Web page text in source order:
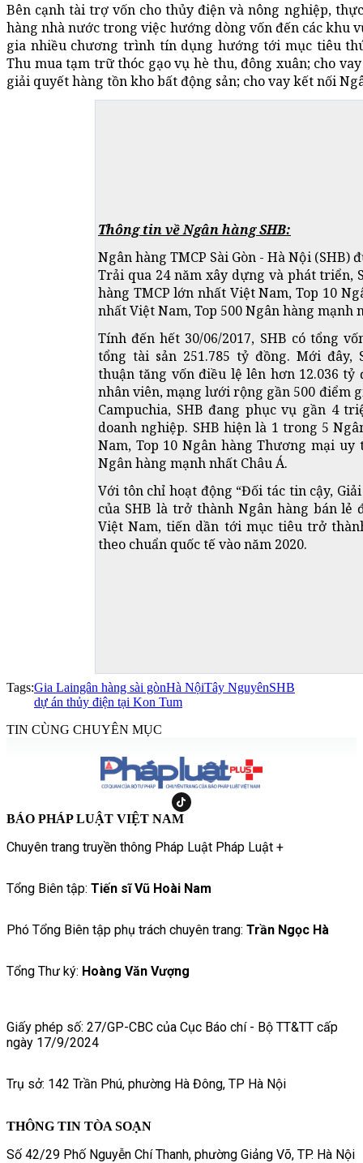
Bên cạnh tài trợ vốn cho thủy điện và nông nghiệp,
hàng nhà nước trong việc hướng dòng vốn đến các khu
gia nhiều chương trình tín dụng hướng tới mục tiêu
Thu mua tạm trữ thóc gạo vụ hè thu, đông xuân; cho
giải quyết hàng tồn kho bất động sản; cho vay kết nối
Thông tin về Ngân hàng SHB:
Ngân hàng TMCP Sài Gòn - Hà Nội (SHB)
Trải qua 24 năm xây dựng và phát triển,
hàng TMCP lớn nhất Việt Nam, Top 10
nhất Việt Nam, Top 500 Ngân hàng mạnh
Tính đến hết 30/06/2017, SHB có tổng
tổng tài sản 251.785 tỷ đồng. Mới đây,
thuận tăng vốn điều lệ lên hơn 12.036 tỷ
nhân viên, mạng lưới rộng gần 500 điểm
Campuchia, SHB đang phục vụ gần 4
doanh nghiệp. SHB hiện là 1 trong 5
Nam, Top 10 Ngân hàng Thương mại uy
Ngân hàng mạnh nhất Châu Á.
Với tôn chỉ hoạt động “Đối tác tin cậy,
của SHB là trở thành Ngân hàng bán lẻ
Việt Nam, tiến dần tới mục tiêu trở
theo chuẩn quốc tế vào năm 2020.
Tags:Gia Laingân hàng sài gònHà NộiTây NguyênSHB
dự án thủy điện tại Kon Tum
TIN CÙNG CHUYÊN MỤC
BÁO PHÁP LUẬT VIỆT NAM
Chuyên trang truyền thông Pháp Luật Pháp Luật +
Tổng Biên tập: Tiến sĩ Vũ Hoài Nam
Phó Tổng Biên tập phụ trách chuyên trang: Trần Ngọc Hà
Tổng Thư ký: Hoàng Văn Vượng
Giấy phép số: 27/GP-CBC của Cục Báo chí - Bộ TT&TT cấp
ngày 17/9/2024
Trụ sở: 142 Trần Phú, phường Hà Đông, TP Hà Nội
THÔNG TIN TÒA SOẠN
Số 42/29 Phố Nguyễn Chí Thanh, phường Giảng Võ, TP. Hà Nội